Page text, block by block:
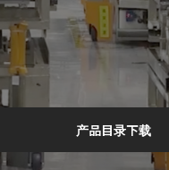
产品目录下载